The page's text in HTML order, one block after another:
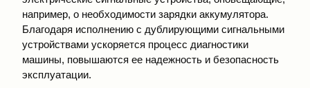
например, о необходимости зарядки аккумулятора.
Благодаря исполнению с дублирующими сигнальными
устройствами ускоряется процесс диагностики
машины, повышаются ее надежность и безопасность
эксплуатации.